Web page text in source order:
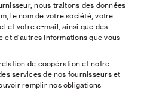
nous traitons des données
le nom de votre société, votre
et votre e-mail, ainsi que des
et d'autres informations que vous
de coopération et notre
services de nos fournisseurs et
remplir nos obligations